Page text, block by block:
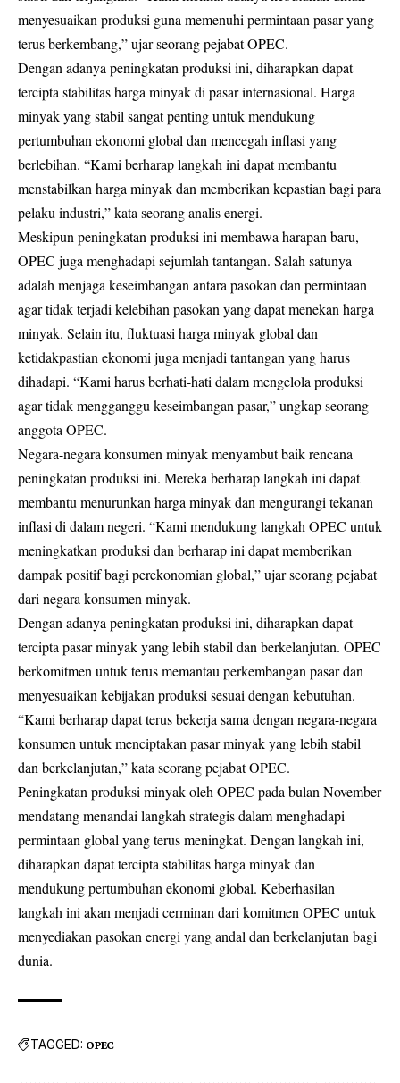
menyesuaikan produksi guna memenuhi permintaan pasar yang
terus berkembang,” ujar seorang pejabat OPEC.
Dengan adanya peningkatan produksi ini, diharapkan dapat
tercipta stabilitas harga minyak di pasar internasional. Harga
minyak yang stabil sangat penting untuk mendukung
pertumbuhan ekonomi global dan mencegah inflasi yang
berlebihan. “Kami berharap langkah ini dapat membantu
menstabilkan harga minyak dan memberikan kepastian bagi para
pelaku industri,” kata seorang analis energi.
Meskipun peningkatan produksi ini membawa harapan baru,
OPEC juga menghadapi sejumlah tantangan. Salah satunya
adalah menjaga keseimbangan antara pasokan dan permintaan
agar tidak terjadi kelebihan pasokan yang dapat menekan harga
minyak. Selain itu, fluktuasi harga minyak global dan
ketidakpastian ekonomi juga menjadi tantangan yang harus
dihadapi. “Kami harus berhati-hati dalam mengelola produksi
agar tidak mengganggu keseimbangan pasar,” ungkap seorang
anggota OPEC.
Negara-negara konsumen minyak menyambut baik rencana
peningkatan produksi ini. Mereka berharap langkah ini dapat
membantu menurunkan harga minyak dan mengurangi tekanan
inflasi di dalam negeri. “Kami mendukung langkah OPEC untuk
meningkatkan produksi dan berharap ini dapat memberikan
dampak positif bagi perekonomian global,” ujar seorang pejabat
dari negara konsumen minyak.
Dengan adanya peningkatan produksi ini, diharapkan dapat
tercipta pasar minyak yang lebih stabil dan berkelanjutan. OPEC
berkomitmen untuk terus memantau perkembangan pasar dan
menyesuaikan kebijakan produksi sesuai dengan kebutuhan.
“Kami berharap dapat terus bekerja sama dengan negara-negara
konsumen untuk menciptakan pasar minyak yang lebih stabil
dan berkelanjutan,” kata seorang pejabat OPEC.
Peningkatan produksi minyak oleh OPEC pada bulan November
mendatang menandai langkah strategis dalam menghadapi
permintaan global yang terus meningkat. Dengan langkah ini,
diharapkan dapat tercipta stabilitas harga minyak dan
mendukung pertumbuhan ekonomi global. Keberhasilan
langkah ini akan menjadi cerminan dari komitmen OPEC untuk
menyediakan pasokan energi yang andal dan berkelanjutan bagi
dunia.
TAGGED: OPEC